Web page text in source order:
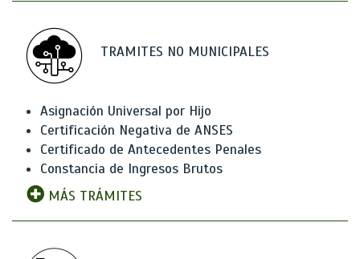
TRAMITES NO MUNICIPALES
Asignación Universal por Hijo
Certificación Negativa de ANSES
Certificado de Antecedentes Penales
Constancia de Ingresos Brutos
MÁS TRÁMITES